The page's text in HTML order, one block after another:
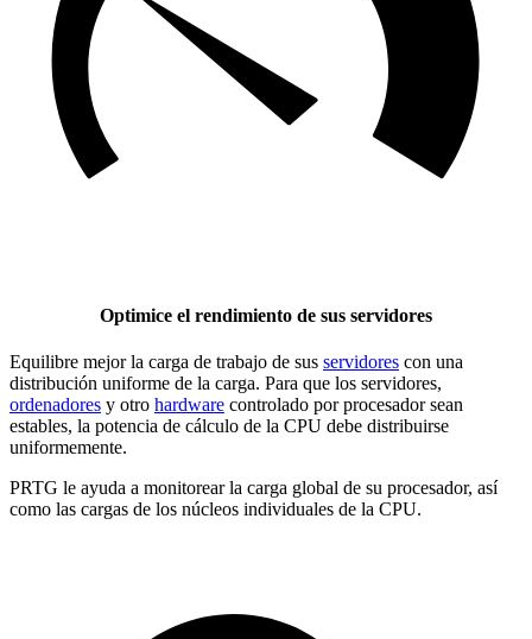
Optimice el rendimiento de sus servidores
Equilibre mejor la carga de trabajo de sus servidores con una
distribución uniforme de la carga. Para que los servidores,
ordenadores y otro hardware controlado por procesador sean
estables, la potencia de cálculo de la CPU debe distribuirse
uniformemente.
PRTG le ayuda a monitorear la carga global de su procesador, así
como las cargas de los núcleos individuales de la CPU.